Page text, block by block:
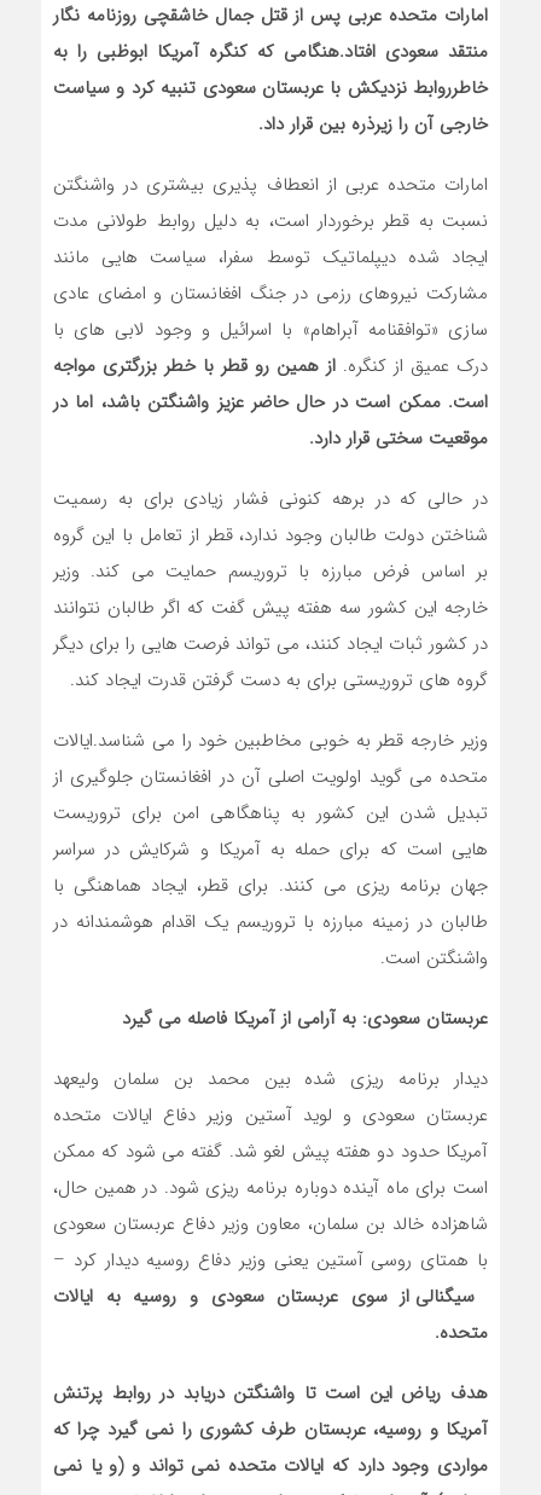
امارات متحده عربی پس از قتل جمال خاشقچی روزنامه نگار
منتقد سعودی افتاد.هنگامی که کنگره آمریکا ابوظبی را به
خاطرروابط نزدیکش با عربستان سعودی تنبیه کرد و سیاست
خارجی آن را زیرذره بین قرار داد.
امارات متحده عربی از انعطاف پذیری بیشتری در واشنگتن
نسبت به قطر برخوردار است، به دلیل روابط طولانی مدت
ایجاد شده دیپلماتیک توسط سفرا، سیاست هایی مانند
مشارکت نیروهای رزمی در جنگ افغانستان و امضای عادی
سازی «توافقنامه آبراهام» با اسرائیل و وجود لابی های با
درک عمیق از کنگره. از همین رو قطر با خطر بزرگتری مواجه
است. ممکن است در حال حاضر عزیز واشنگتن باشد، اما در
موقعیت سختی قرار دارد.
در حالی که در برهه کنونی فشار زیادی برای به رسمیت
شناختن دولت طالبان وجود ندارد، قطر از تعامل با این گروه
بر اساس فرض مبارزه با تروریسم حمایت می کند. وزیر
خارجه این کشور سه هفته پیش گفت که اگر طالبان نتوانند
در کشور ثبات ایجاد کنند، می تواند فرصت هایی را برای دیگر
گروه های تروریستی برای به دست گرفتن قدرت ایجاد کند.
وزیر خارجه قطر به خوبی مخاطبین خود را می شناسد.ایالات
متحده می گوید اولویت اصلی آن در افغانستان جلوگیری از
تبدیل شدن این کشور به پناهگاهی امن برای تروریست
هایی است که برای حمله به آمریکا و شرکایش در سراسر
جهان برنامه ریزی می کنند. برای قطر، ایجاد هماهنگی با
طالبان در زمینه مبارزه با تروریسم یک اقدام هوشمندانه در
واشنگتن است.
عربستان سعودی: به آرامی از آمریکا فاصله می گیرد
دیدار برنامه ریزی شده بین محمد بن سلمان ولیعهد
عربستان سعودی و لوید آستین وزیر دفاع ایالات متحده
آمریکا حدود دو هفته پیش لغو شد. گفته می شود که ممکن
است برای ماه آینده دوباره برنامه ریزی شود. در همین حال،
شاهزاده خالد بن سلمان، معاون وزیر دفاع عربستان سعودی
با همتای روسی آستین یعنی وزیر دفاع روسیه دیدار کرد –
سیگنالی از سوی عربستان سعودی و روسیه به ایالات
متحده.
هدف ریاض این است تا واشنگتن دریابد در روابط پرتنش
آمریکا و روسیه، عربستان طرف کشوری را نمی گیرد چرا که
مواردی وجود دارد که ایالات متحده نمی تواند و (و یا نمی